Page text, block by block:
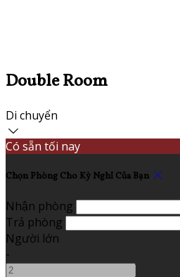
Double Room
Di chuyển
Có sẵn tối nay
Chọn Phòng Cho Kỳ Nghỉ Của Bạn
Nhận phòng
Trả phòng
Người lớn
-